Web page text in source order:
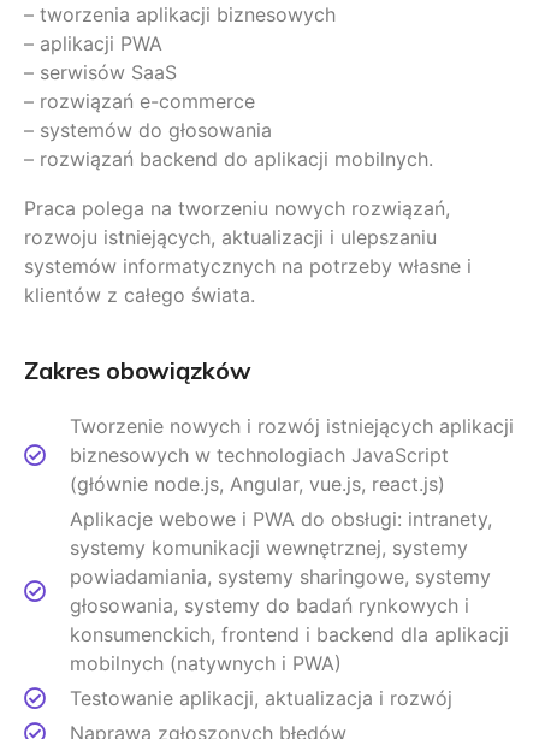
– tworzenia aplikacji biznesowych
– aplikacji PWA
– serwisów SaaS
– rozwiązań e-commerce
– systemów do głosowania
– rozwiązań backend do aplikacji mobilnych.
Praca polega na tworzeniu nowych rozwiązań,
rozwoju istniejących, aktualizacji i ulepszaniu
systemów informatycznych na potrzeby własne i
klientów z całego świata.
Zakres obowiązków
Tworzenie nowych i rozwój istniejących aplikacji
biznesowych w technologiach JavaScript
(głównie node.js, Angular, vue.js, react.js)
Aplikacje webowe i PWA do obsługi: intranety,
systemy komunikacji wewnętrznej, systemy
powiadamiania, systemy sharingowe, systemy
głosowania, systemy do badań rynkowych i
konsumenckich, frontend i backend dla aplikacji
mobilnych (natywnych i PWA)
Testowanie aplikacji, aktualizacja i rozwój
Naprawa zgłoszonych błędów